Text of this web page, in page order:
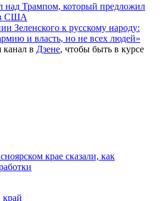
над Трампом, который предложил
США
Зеленского к русскому народу:
и власть, но не всех людей»
в Дзене, чтобы быть в курсе
крае сказали, как
край